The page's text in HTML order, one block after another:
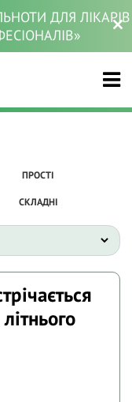
ДЛЯ ЛІКАРІВ
ПРОСТІ
СКЛАДНІ